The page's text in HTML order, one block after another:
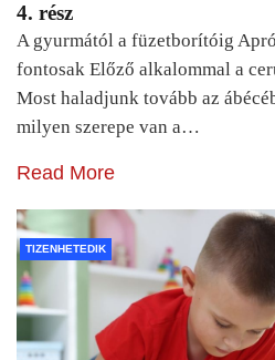
4. rész
A gyurmától a füzetborítóig
fontosak Előző alkalommal a
Most haladjunk tovább az
milyen szerepe van a…
Read More
TIZENHETEDIK